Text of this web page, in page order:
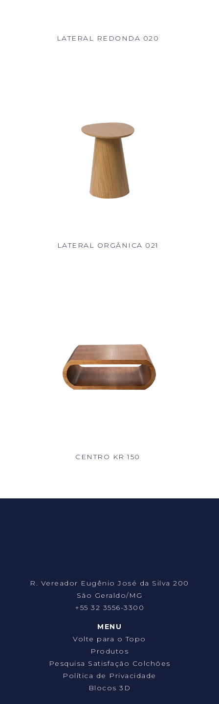
LATERAL REDONDA 020
LATERAL ORGÂNICA 021
CENTRO KR 150
R. Vereador Eugênio José da Silva 200
São Geraldo/MG
+55 32 3556-3300
MENU
Volte para o Topo
Produtos
Pesquisa Satisfação Colchões
Política de Privacidade
Blocos 3D